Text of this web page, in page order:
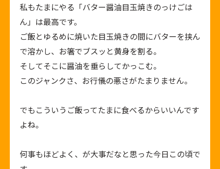
私もたまにやる「バター醤油目玉焼きのっけごは
ん」は最高です。
ご飯とゆるめに焼いた目玉焼きの間にバターを挟ん
で溶かし、お箸でブスッと黄身を割る。
そしてそこに醤油を垂らしてかっこむ。
このジャンクさ、お行儀の悪さがたまりません。
でもこういうご飯ってたまに食べるからいいんです
よね。
何事もほどよく、が大事だなと思った今日この頃で